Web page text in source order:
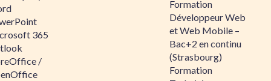
365
/
Formation
Développeur Web
et Web Mobile –
Bac+2 en continu
(Strasbourg)
Formation